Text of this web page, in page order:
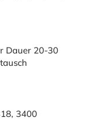
Dauer 20-30
3400